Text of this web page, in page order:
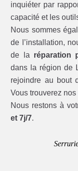
inquiéter par
capacité et les
Nous sommes
de l’installation,
de la réparation
dans la région de
rejoindre au bout
Vous trouverez nos
Nous restons à
et 7j/7.